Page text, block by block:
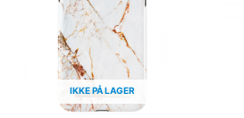
IKKE PÅ LAGER